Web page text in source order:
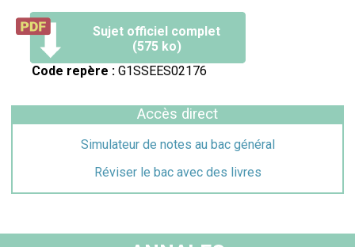
Sujet officiel complet
(575 ko)
Code repère : G1SSEES02176
Accès direct
Simulateur de notes au bac général
Réviser le bac avec des livres